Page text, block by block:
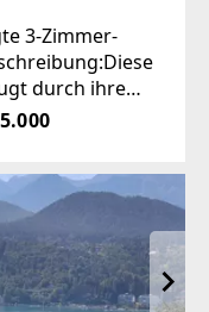
3-Zimmer-
durch ihre
ihre
von Velden.